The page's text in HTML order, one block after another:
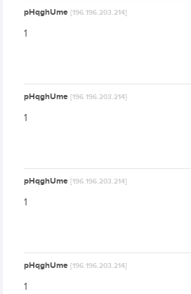
pHqghUme[196.196.203.214]
1
pHqghUme[196.196.203.214]
1
pHqghUme[196.196.203.214]
1
pHqghUme[196.196.203.214]
1